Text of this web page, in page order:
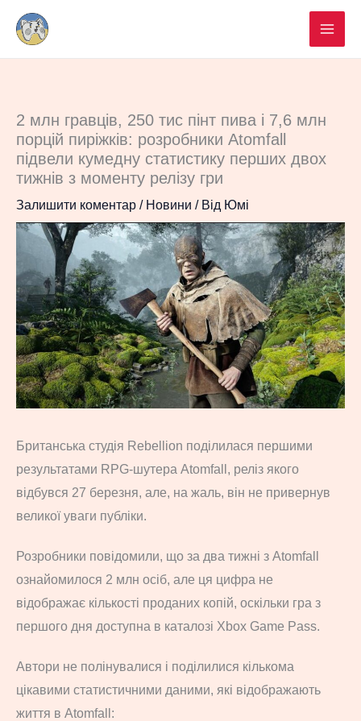
Перейти
вмісту
2 млн гравців, 250 тис пінт пива і 7,6 млн
порцій пиріжків: розробники Atomfall
підвели кумедну статистику перших двох
тижнів з моменту релізу гри
Залишити коментар / Новини / Від Юмі
Британська студія Rebellion поділилася першими
результатами RPG-шутера Atomfall, реліз якого
відбувся 27 березня, але, на жаль, він не привернув
великої уваги публіки.
Розробники повідомили, що за два тижні з Atomfall
ознайомилося 2 млн осіб, але ця цифра не
відображає кількості проданих копій, оскільки гра з
першого дня доступна в каталозі Xbox Game Pass.
Автори не полінувалися і поділилися кількома
цікавими статистичними даними, які відображають
життя в Atomfall: